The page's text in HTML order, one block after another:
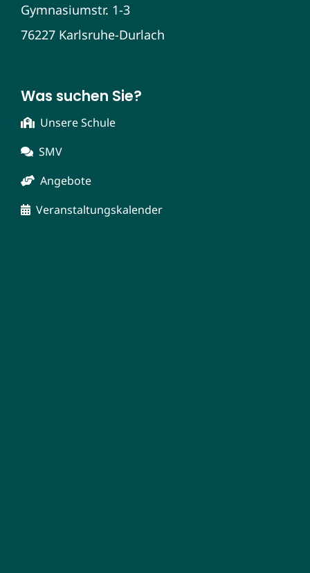
Gymnasiumstr. 1-3
76227 Karlsruhe-Durlach
Was suchen Sie?
Unsere Schule
SMV
Angebote
Veranstaltungskalender